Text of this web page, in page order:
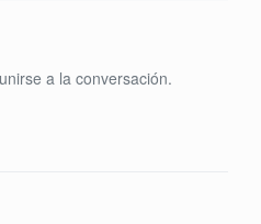
a la conversación.